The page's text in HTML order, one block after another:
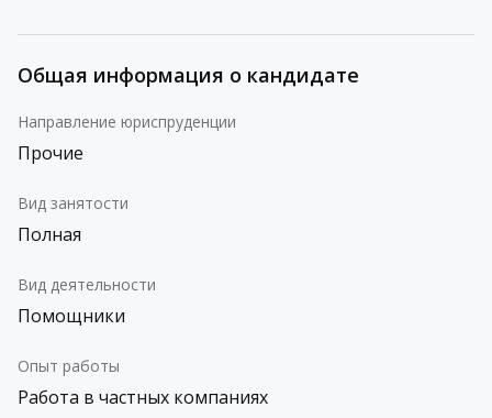
Общая информация о кандидате
Направление юриспруденции
Прочие
Вид занятости
Полная
Вид деятельности
Помощники
Опыт работы
Работа в частных компаниях